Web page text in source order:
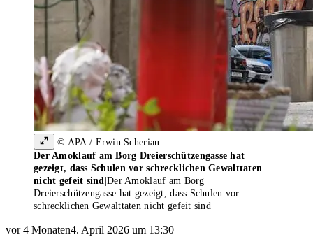
© APA / Erwin Scheriau
Der Amoklauf am Borg Dreierschützengasse hat
gezeigt, dass Schulen vor schrecklichen Gewalttaten
nicht gefeit sind |Der Amoklauf am Borg
Dreierschützengasse hat gezeigt, dass Schulen vor
schrecklichen Gewalttaten nicht gefeit sind
vor 4 Monaten4. April 2026 um 13:30